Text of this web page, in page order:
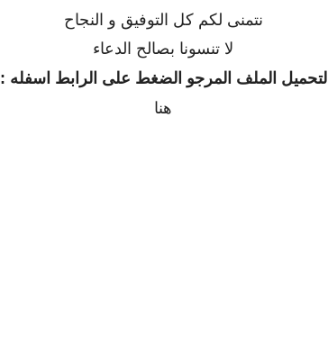
نتمنى لكم كل التوفيق و النجاح
لا تنسونا بصالح الدعاء
لتحميل الملف المرجو الضغط على الرابط اسفله :
هنا